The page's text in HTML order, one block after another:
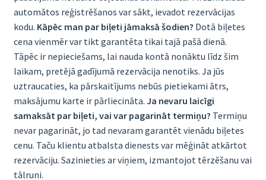
automātos reģistrēšanos var sākt, ievadot rezervācijas
kodu. Kāpēc man par biļeti jāmaksā šodien? Dotā biļetes
cena vienmēr var tikt garantēta tikai tajā pašā dienā.
Tāpēc ir nepieciešams, lai nauda kontā nonāktu līdz šim
laikam, pretējā gadījumā rezervācija nenotiks. Ja jūs
uztraucaties, ka pārskaitījums nebūs pietiekami ātrs,
maksājumu karte ir pārliecināta. Ja nevaru laicīgi
samaksāt par biļeti, vai var pagarināt termiņu? Termiņu
nevar pagarināt, jo tad nevaram garantēt vienādu biļetes
cenu. Taču klientu atbalsta dienests var mēģināt atkārtot
rezervāciju. Sazinieties ar viņiem, izmantojot tērzēšanu vai
tālruni.